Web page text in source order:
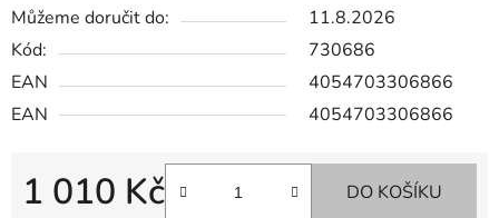
Můžeme doručit do:
11.8.2026
Kód:
730686
EAN
4054703306866
EAN
4054703306866
1 010 Kč DO KOŠÍKU